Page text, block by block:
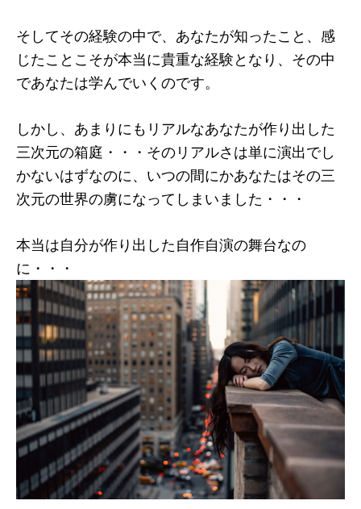
そしてその経験の中で、あなたが知ったこと、感
じたことこそが本当に貴重な経験となり、その中
であなたは学んでいくのです。
しかし、あまりにもリアルなあなたが作り出した
三次元の箱庭・・・そのリアルさは単に演出でし
かないはずなのに、いつの間にかあなたはその三
次元の世界の虜になってしまいました・・・
本当は自分が作り出した自作自演の舞台なの
に・・・